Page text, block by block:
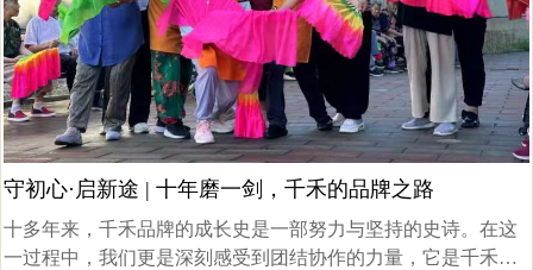
守初心·启新途 | 十年磨一剑，千禾的品牌之路
十多年来，千禾品牌的成长史是一部努力与坚持的史诗。在这
一过程中，我们更是深刻感受到团结协作的力量，它是千禾连